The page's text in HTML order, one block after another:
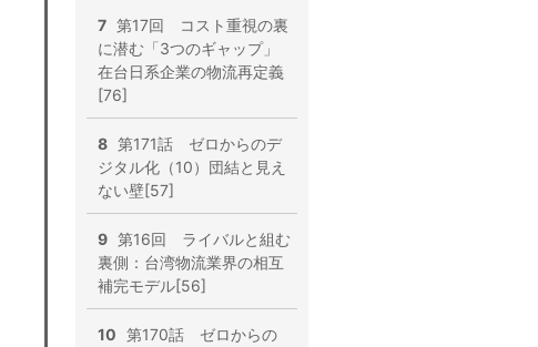
7 第17回 コスト重視の裏
に潜む「3つのギャップ」
在台日系企業の物流再定義
[76]
8 第171話 ゼロからのデ
ジタル化（10）団結と見え
ない壁[57]
9 第16回 ライバルと組む
裏側：台湾物流業界の相互
補完モデル[56]
10 第170話 ゼロからの